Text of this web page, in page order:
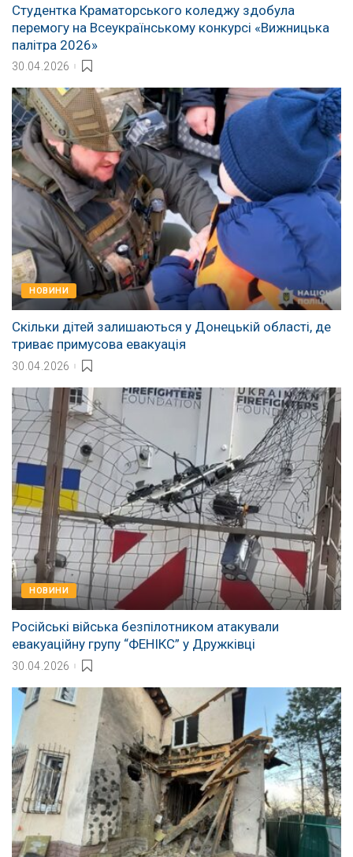
Студентка Краматорського коледжу здобула
перемогу на Всеукраїнському конкурсі «Вижницька
палітра 2026»
30.04.2026
НОВИНИ
Скільки дітей залишаються у Донецькій області, де
триває примусова евакуація
30.04.2026
НОВИНИ
Російські війська безпілотником атакували
евакуаційну групу “ФЕНІКС” у Дружківці
30.04.2026